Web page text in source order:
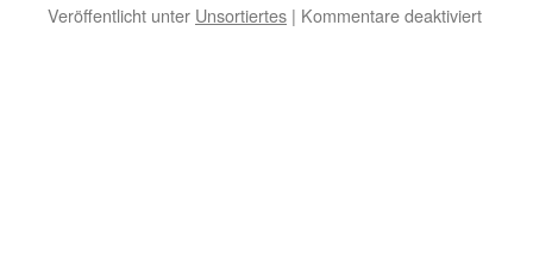
Veröffentlicht unter Unsortiertes | Kommentare deaktiviertfür